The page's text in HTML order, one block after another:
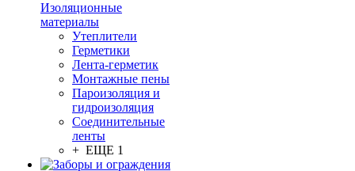
Изоляционные
материалы
Утеплители
Герметики
Лента-герметик
Монтажные пены
Пароизоляция и
гидроизоляция
Соединительные
ленты
+ ЕЩЕ 1